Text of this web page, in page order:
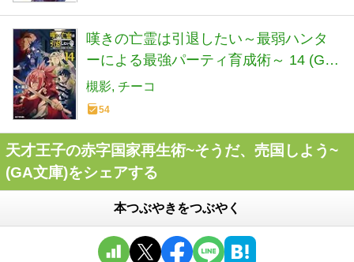
嘆きの亡霊は引退したい～最弱ハンタ
ーによる最強パーティ育成術～ 14 (GC
ノベルズ)
槻影 チーコ
54
天才王子の赤字国家再生術~そうだ、売国しよう~
(GA文庫)をシェアする
本つぶやきをつぶやく